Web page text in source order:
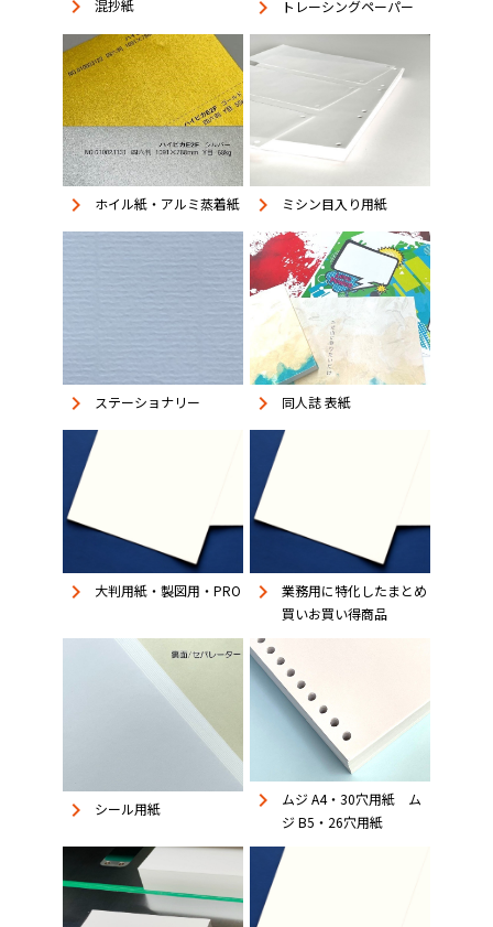
keyboard_arrow_right 混抄紙 keyboard_arrow_right トレーシングペーパー
keyboard_arrow_right ホイル紙・アルミ蒸着紙 keyboard_arrow_right ミシン目入り用紙
keyboard_arrow_right ステーショナリー keyboard_arrow_right 同人誌 表紙
keyboard_arrow_right 大判用紙・製図用・PRO keyboard_arrow_right
業務用に特化したまとめ
買いお買い得商品
keyboard_arrow_right シール用紙 keyboard_arrow_right
ムジ A4・30穴用紙 ム
ジ B5・26穴用紙